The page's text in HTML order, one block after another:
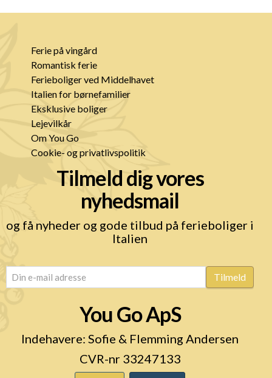
Ferie på vingård
Romantisk ferie
Ferieboliger ved Middelhavet
Italien for børnefamilier
Eksklusive boliger
Lejevilkår
Om You Go
Cookie- og privatlivspolitik
Tilmeld dig vores
nyhedsmail
og få nyheder og gode tilbud på ferieboliger i
Italien
email (Påkrævet) Tilmeld
You Go ApS
Indehavere: Sofie & Flemming Andersen
CVR-nr 33247133